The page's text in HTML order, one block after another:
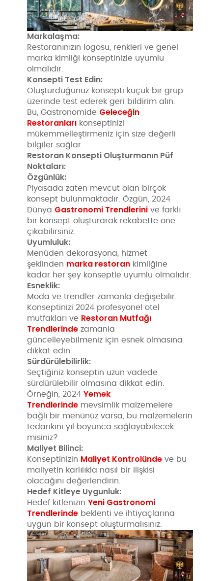
Markalaşma:
Restoranınızın logosu, renkleri ve genel
marka kimliği konseptinizle uyumlu
olmalıdır.
Konsepti Test Edin:
Oluşturduğunuz konsepti küçük bir grup
üzerinde test ederek geri bildirim alın.
Bu, Gastronomide Geleceğin
Restoranları konseptinizi
mükemmelleştirmeniz için size değerli
bilgiler sağlar.
Restoran Konsepti Oluşturmanın Püf
Noktaları:
Özgünlük:
Piyasada zaten mevcut olan birçok
konsept bulunmaktadır. Özgün, 2024
Dünya Gastronomi Trendlerini ve farklı
bir konsept oluşturarak rekabette öne
çıkabilirsiniz.
Uyumluluk:
Menüden dekorasyona, hizmet
şeklinden marka restoran kimliğine
kadar her şey konseptle uyumlu olmalıdır.
Esneklik:
Moda ve trendler zamanla değişebilir.
Konseptinizi 2024 profesyonel otel
mutfakları ve Restoran Mutfağı
Trendlerinde zamanla
güncelleyebilmeniz için esnek olmasına
dikkat edin.
Sürdürülebilirlik:
Seçtiğiniz konseptin uzun vadede
sürdürülebilir olmasına dikkat edin.
Örneğin, 2024Yemek
Trendlerinde mevsimlik malzemelere
bağlı bir menünüz varsa, bu malzemelerin
tedarikini yıl boyunca sağlayabilecek
misiniz?
Maliyet Bilinci:
Konseptinizin Maliyet Kontrolünde ve bu
maliyetin karlılıkla nasıl bir ilişkisi
olacağını değerlendirin.
Hedef Kitleye Uygunluk:
Hedef kitlenizinYeni Gastronomi
Trendlerinde beklenti ve ihtiyaçlarına
uygun bir konsept oluşturmalısınız.